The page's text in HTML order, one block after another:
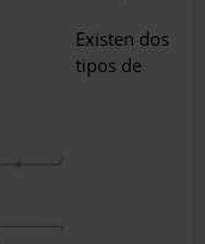
Existen dos
tipos de